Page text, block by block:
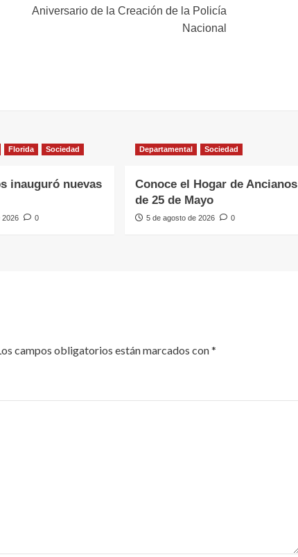
Aniversario de la Creación de la Policía
Nacional
Florida Sociedad
inauguró nuevas
2026 0
Departamental Sociedad
Conoce el Hogar de Ancianos
de 25 de Mayo
5 de agosto de 2026 0
campos obligatorios están marcados con*